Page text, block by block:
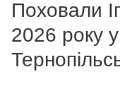
Поховали
2026 року